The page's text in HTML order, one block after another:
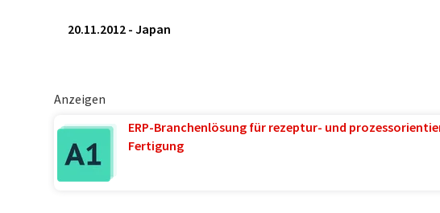
20.11.2012 - Japan
Anzeigen
ERP-Branchenlösung für rezeptur- und
Fertigung